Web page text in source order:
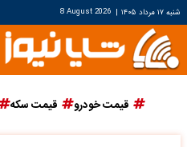
شنبه ۱۷ مرداد ۱۴۰۵ |
8 August 2026
قیمت خودرو قیمت سکه